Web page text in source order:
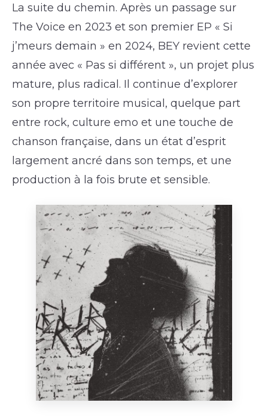
La suite du chemin. Après un passage sur
The Voice en 2023 et son premier EP « Si
j’meurs demain » en 2024, BEY revient cette
année avec « Pas si différent », un projet plus
mature, plus radical. Il continue d’explorer
son propre territoire musical, quelque part
entre rock, culture emo et une touche de
chanson française, dans un état d’esprit
largement ancré dans son temps, et une
production à la fois brute et sensible.